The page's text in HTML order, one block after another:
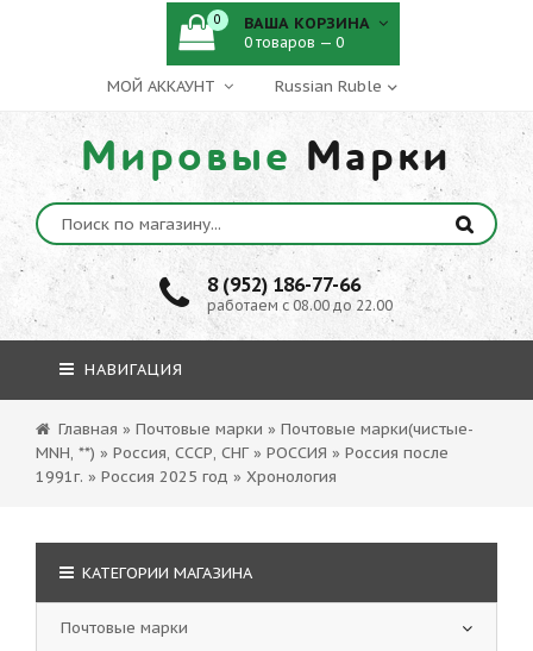
МОЙ АККАУНТ
Мировые Марки
8 (952) 186-77-66
работаем с 08.00 до 22.00
0 ВАША КОРЗИНА
0 товаров — 0
НАВИГАЦИЯ
Главная » Почтовые марки » Почтовые марки(чистые-
MNH, **) » Россия, СССР, СНГ » РОССИЯ » Россия после
1991г. » Россия 2025 год » Хронология
КАТЕГОРИИ МАГАЗИНА
Почтовые марки